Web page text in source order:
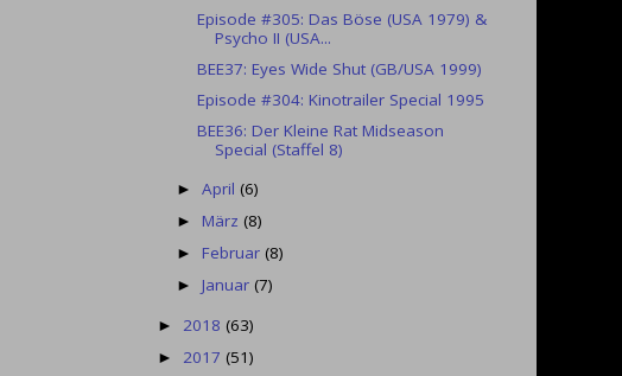
Episode #305: Das Böse (USA 1979) &
Psycho II (USA...
BEE37: Eyes Wide Shut (GB/USA 1999)
Episode #304: Kinotrailer Special 1995
BEE36: Der Kleine Rat Midseason
Special (Staffel 8)
►April(6)
► März(8)
► Februar(8)
► Januar(7)
► 2018 (63)
► 2017 (51)